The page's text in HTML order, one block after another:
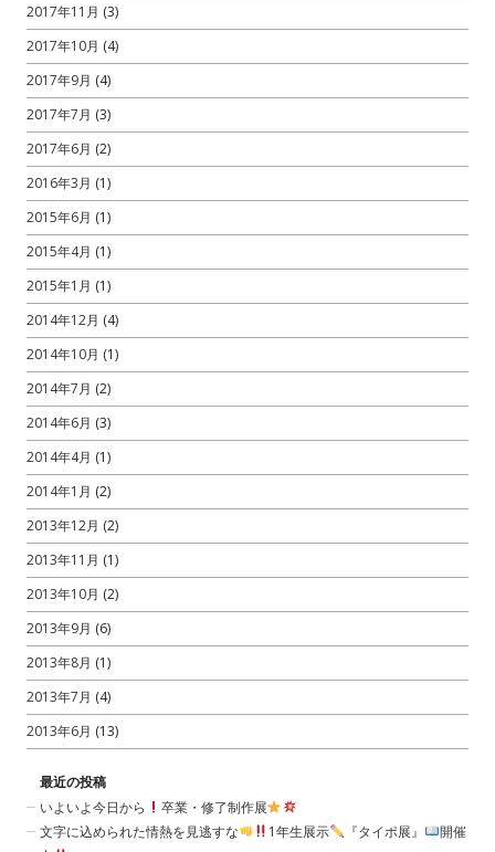
2017年11月 (3)
2017年10月 (4)
2017年9月 (4)
2017年7月 (3)
2017年6月 (2)
2016年3月 (1)
2015年6月 (1)
2015年4月 (1)
2015年1月 (1)
2014年12月 (4)
2014年10月 (1)
2014年7月 (2)
2014年6月 (3)
2014年4月 (1)
2014年1月 (2)
2013年12月 (2)
2013年11月 (1)
2013年10月 (2)
2013年9月 (6)
2013年8月 (1)
2013年7月 (4)
2013年6月 (13)
最近の投稿
いよいよ今日から
卒業・修了制作展
文字に込められた情熱を見逃すな
1年生展示 『タイポ展』
開催